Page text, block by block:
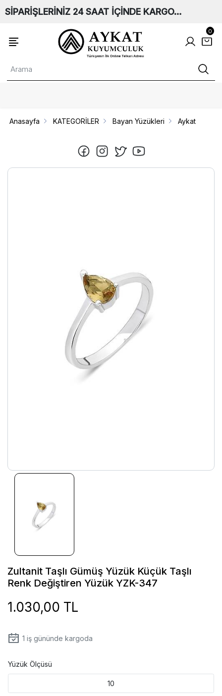
SİPARİŞLERİNİZ 24 SAAT İÇİNDE KARGO…
0
Anasayfa KATEGORİLER Bayan Yüzükleri Aykat
Zultanit Taşlı Gümüş Yüzük Küçük Taşlı
Renk Değiştiren Yüzük YZK-347
1.030,00 TL
1 iş gününde kargoda
Yüzük Ölçüsü
10